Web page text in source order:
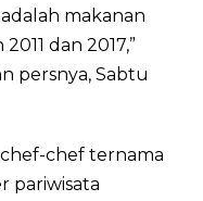
makanan
dan 2017,”
persnya, Sabtu
chef ternama
pariwisata